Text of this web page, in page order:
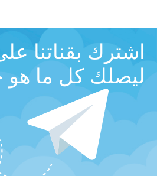
اشترك بقناتنا
ليصلك كل ما هو